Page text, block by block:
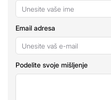
Email adresa
Podelite svoje mišljenje